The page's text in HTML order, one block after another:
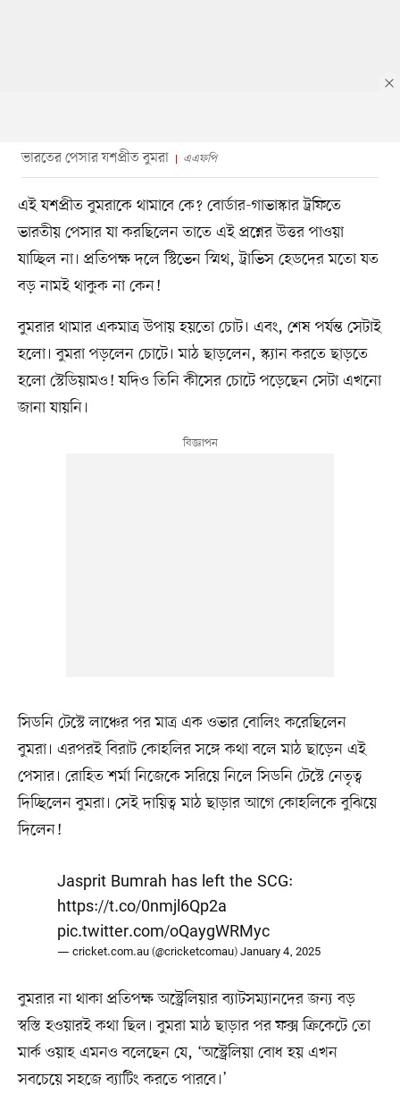
ভারতের পেসার যশপ্রীত বুমরা এএফপি
এই যশপ্রীত বুমরাকে থামাবে কে? বোর্ডার-গাভাস্কার ট্রফিতে
ভারতীয় পেসার যা করছিলেন তাতে এই প্রশ্নের উত্তর পাওয়া
যাচ্ছিল না। প্রতিপক্ষ দলে স্টিভেন স্মিথ, ট্রাভিস হেডদের মতো যত
বড় নামই থাকুক না কেন!
বুমরার থামার একমাত্র উপায় হয়তো চোট। এবং, শেষ পর্যন্ত সেটাই
হলো। বুমরা পড়লেন চোটে। মাঠ ছাড়লেন, স্ক্যান করতে ছাড়তে
হলো স্টেডিয়ামও! যদিও তিনি কীসের চোটে পড়েছেন সেটা এখনো
জানা যায়নি।
সিডনি টেস্টে লাঞ্চের পর মাত্র এক ওভার বোলিং করেছিলেন
বুমরা। এরপরই বিরাট কোহলির সঙ্গে কথা বলে মাঠ ছাড়েন এই
পেসার। রোহিত শর্মা নিজেকে সরিয়ে নিলে সিডনি টেস্টে নেতৃত্ব
দিচ্ছিলেন বুমরা। সেই দায়িত্ব মাঠ ছাড়ার আগে কোহলিকে বুঝিয়ে
দিলেন!
Jasprit Bumrah has left the SCG:
https://t.co/0nmjl6Qp2a
pic.twitter.com/oQaygWRMyc
— cricket.com.au (@cricketcomau)January 4, 2025
বুমরার না থাকা প্রতিপক্ষ অস্ট্রেলিয়ার ব্যাটসম্যানদের জন্য বড়
স্বস্তি হওয়ারই কথা ছিল। বুমরা মাঠ ছাড়ার পর ফক্স ক্রিকেটে তো
মার্ক ওয়াহ এমনও বলেছেন যে, ‘অস্ট্রেলিয়া বোধ হয় এখন
সবচেয়ে সহজে ব্যাটিং করতে পারবে।’